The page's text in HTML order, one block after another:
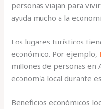
personas viajan para
ayuda mucho a la
Los lugares turísticos
económico. Por ejemplo,
millones de personas en
economía local durante
Beneficios económicos